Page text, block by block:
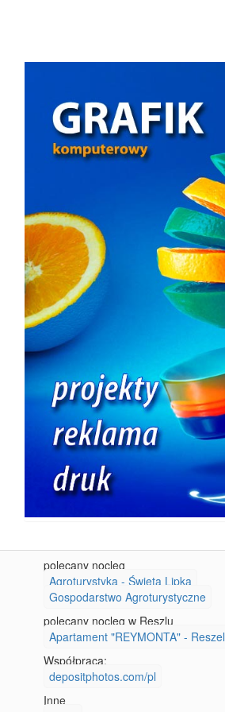
polecany nocleg
Agroturystyka - Święta Lipka
Gospodarstwo Agroturystyczne
polecany nocleg w Reszlu
Apartament "REYMONTA" - Reszel
Współpraca:
depositphotos.com/pl
Inne